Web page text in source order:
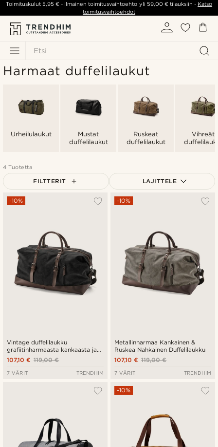
Etsi
Toimituskulut5,95 € - ilmainen toimitusvaihtoehto yli 59,00 €tilauksiin - Katso
toimitusvaihtoehdot
Harmaat duffelilaukut
Urheilulaukut
Mustat
duffelilaukut
Ruskeat
duffelilaukut
Vihreät
4 Tuotetta
FILTTERIT LAJITTELE
Suosituin
Vintage duffelilaukku
grafiitinharmaasta kankaasta ja
ruskeasta nahasta
-10%
119,00 €
107,10 €
7 VÄRIT TRENDHIM
Metallinharmaa Kankainen &
Ruskea Nahkainen Duffelilaukku
-10%
119,00 €
107,10 €
7 VÄRIT TRENDHIM
-10%